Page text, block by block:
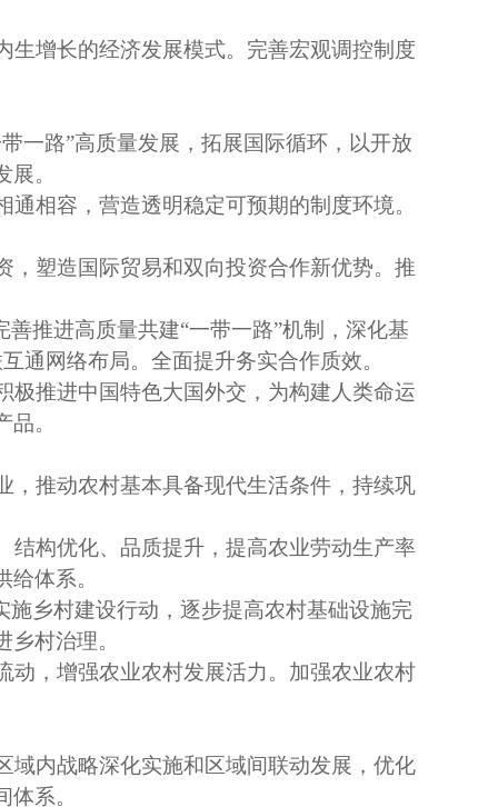
生增长的经济发展模式。完善宏观调控制度
带一路”高质量发展，拓展国际循环，以开放
。
相容，营造透明稳定可预期的制度环境。
，塑造国际贸易和双向投资合作新优势。推
推进高质量共建“一带一路”机制，深化基
通网络布局。全面提升务实合作质效。
极推进中国特色大国外交，为构建人类命运
。
，推动农村基本具备现代生活条件，持续巩
结构优化、品质提升，提高农业劳动生产率
体系。
乡村建设行动，逐步提高农村基础设施完
村治理。
动，增强农业农村发展活力。加强农业农村
域内战略深化实施和区域间联动发展，优化
系。